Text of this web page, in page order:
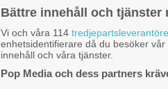
Bättre innehåll och tjänster
Vi och våra 114
enhetsidentifierare då du besöker
innehåll och våra tjänster.
Pop Media och dess partners